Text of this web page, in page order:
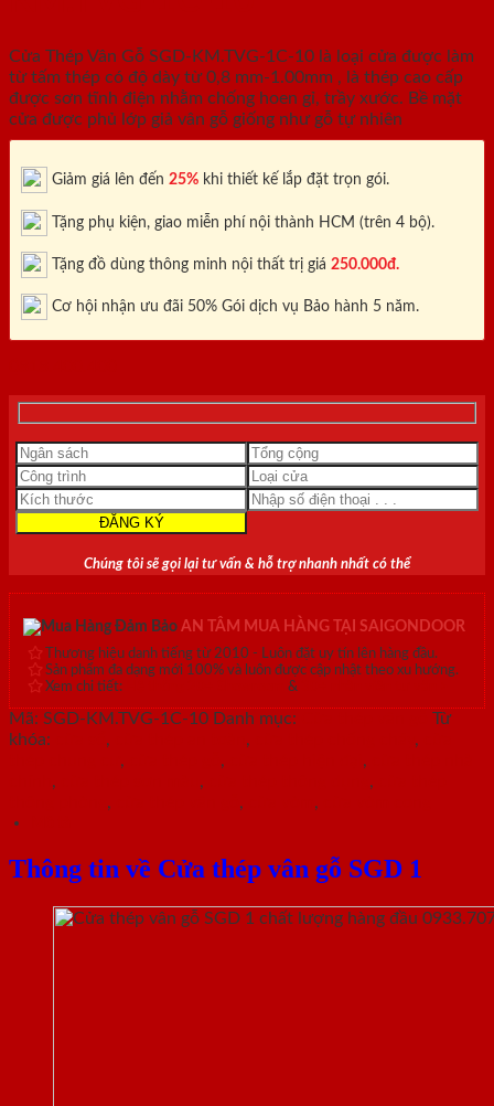
Cửa Thép Vân Gỗ SGD-KM.TVG-1C-10 là loại cửa được làm
từ tấm thép có độ dày từ 0,8 mm-1.00mm , là thép cao cấp
được sơn tĩnh điện nhằm chống hoen gỉ, trầy xước. Bề mặt
cửa được phủ lớp giả vân gỗ giống như gỗ tự nhiên
Giảm giá lên đến 25% khi thiết kế lắp đặt trọn gói.
Tặng phụ kiện, giao miễn phí nội thành HCM (trên 4 bộ).
Tặng đồ dùng thông minh nội thất trị giá 250.000đ.
Cơ hội nhận ưu đãi 50% Gói dịch vụ Bảo hành 5 năm.
Chúng tôi sẽ gọi lại tư vấn & hỗ trợ nhanh nhất có thể
AN TÂM MUA HÀNG TẠI SAIGONDOOR
Thương hiệu danh tiếng từ 2010 - Luôn đặt uy tín lên hàng đầu.
Sản phẩm đa dạng mới 100% và luôn được cập nhật theo xu hướng.
Xem chi tiết:
&
Mã: SGD-KM.TVG-1C-10 Danh mục:
Từ
khóa:
, , ,
, , ,
, , ,
, , ,
Thông tin về Cửa thép vân gỗ SGD 1